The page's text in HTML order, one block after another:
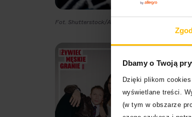
Dbamy o Twoją
Dzięki plikom
wyświetlane treści.
(w tym w obszarze
Fot. Shutterstock/Arina P Habich